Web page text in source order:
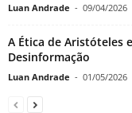
Luan Andrade - 09/04/2026
A Ética de Aristóteles
Desinformação
Luan Andrade - 01/05/2026